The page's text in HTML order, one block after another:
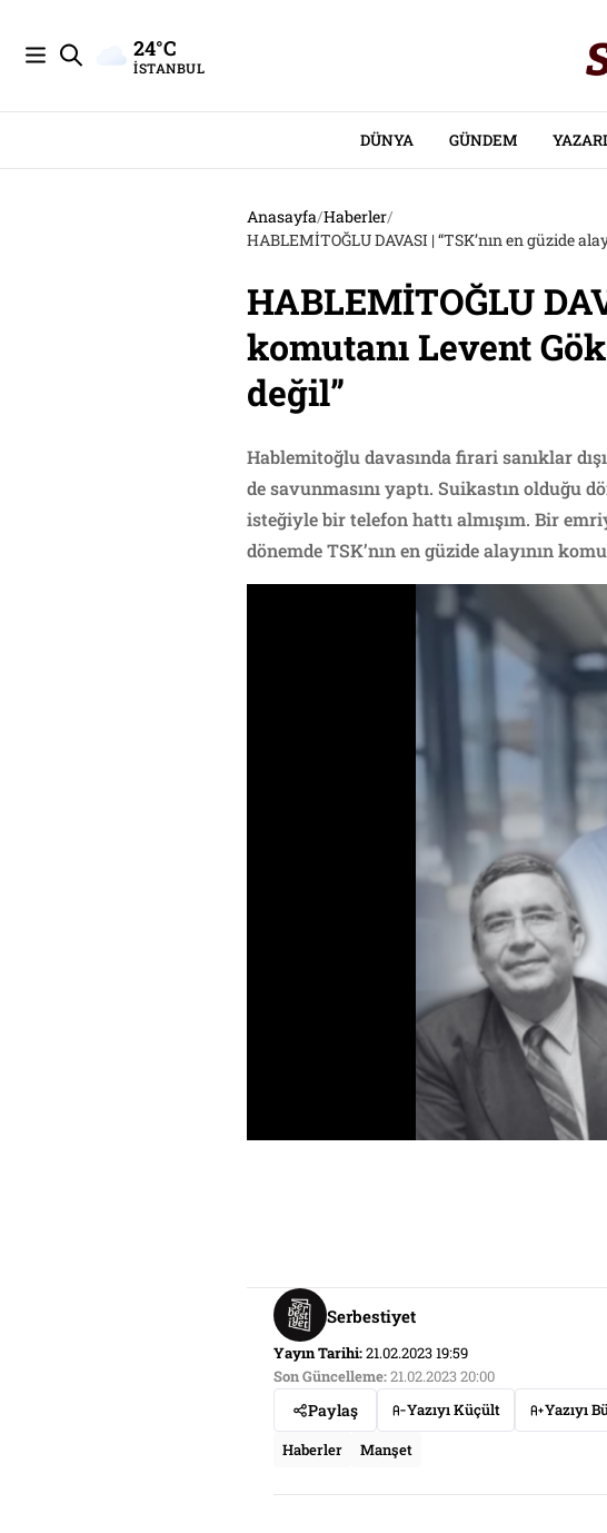
24°C
İSTANBUL
DÜNYA GÜNDEM
Anasayfa/Haberler/
HABLEMİTOĞLU DAVASI | “TSK’nın en güzide
HABLEMİTOĞLU
komutanı Levent
değil”
Hablemitoğlu davasında firari sanıklar
de savunmasını yaptı. Suikastın olduğu
isteğiyle bir telefon hattı almışım. Bir
dönemde TSK’nın en güzide alayının
Serbestiyet
Yayın Tarihi:21.02.2023 19:59
Son Güncelleme:21.02.2023 20:00
Paylaş Yazıyı Küçült
Yazıyı
Haberler
Manşet